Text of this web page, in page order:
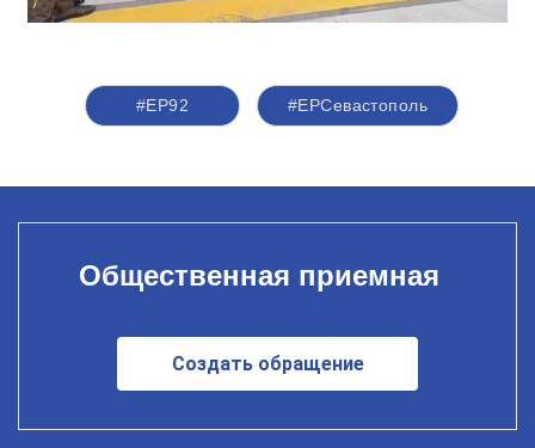
#ЕР92 #ЕРСевастополь
Общественная приемная
Создать обращение